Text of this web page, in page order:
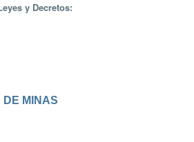
y Decretos:
DE MINAS